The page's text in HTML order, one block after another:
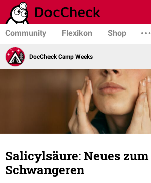
Community Flexikon Shop
DocCheck Camp Weeks
Salicylsäure: Neues
Schwangeren